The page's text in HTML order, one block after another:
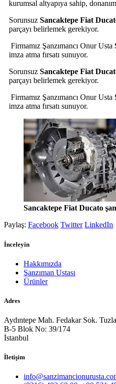
kurumsal altyapıya sahip,
Sorunsuz Sancaktepe Fiat
parçayı belirlemek gerekiyor.
Firmamız Şanzımancı Onur Usta
imza atma fırsatı sunuyor.
Sorunsuz Sancaktepe Fiat
parçayı belirlemek gerekiyor.
Firmamız Şanzımancı Onur Usta
imza atma fırsatı sunuyor.
Sancaktepe Fiat Ducato
Paylaş: Facebook Twitter LinkedIn
İnceleyin
Hakkımızda
Şanzıman Ustası
Ürünler
Adres
Aydıntepe Mah. Fedakar Sok.
B-5 Blok No: 39/174
İstanbul
İletişim